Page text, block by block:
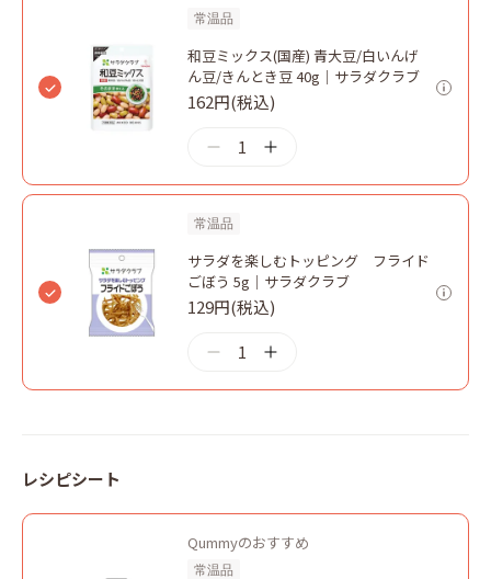
常温品
和豆ミックス(国産) 青大豆/白いんげ
ん豆/きんとき豆 40g｜サラダクラブ
162円(税込)
1
常温品
サラダを楽しむトッピング フライド
ごぼう 5g｜サラダクラブ
129円(税込)
1
レシピシート
Qummyのおすすめ
常温品